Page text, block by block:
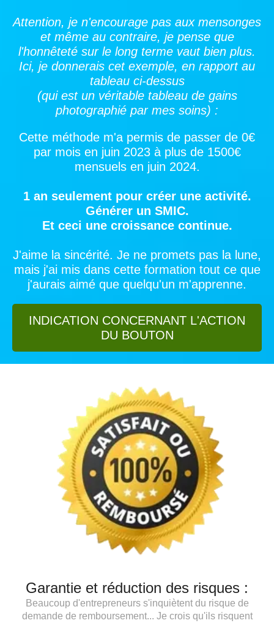
Attention, je n'encourage pas aux mensonges
et même au contraire, je pense que
l'honnêteté sur le long terme vaut bien plus.
Ici, je donnerais cet exemple, en rapport au
tableau ci-dessus
(qui est un véritable tableau de gains
photographié par mes soins) :
Cette méthode m'a permis de passer de 0€
par mois en juin 2023 à plus de 1500€
mensuels en juin 2024.
1 an seulement pour créer une activité.
Générer un SMIC.
Et ceci une croissance continue.
J'aime la sincérité. Je ne promets pas la lune,
mais j'ai mis dans cette formation tout ce que
j'aurais aimé que quelqu'un m'apprenne.
INDICATION CONCERNANT L'ACTION
DU BOUTON
Garantie et réduction des risques :
Beaucoup d'entrepreneurs s'inquiètent du risque de
demande de remboursement... Je crois qu'ils risquent